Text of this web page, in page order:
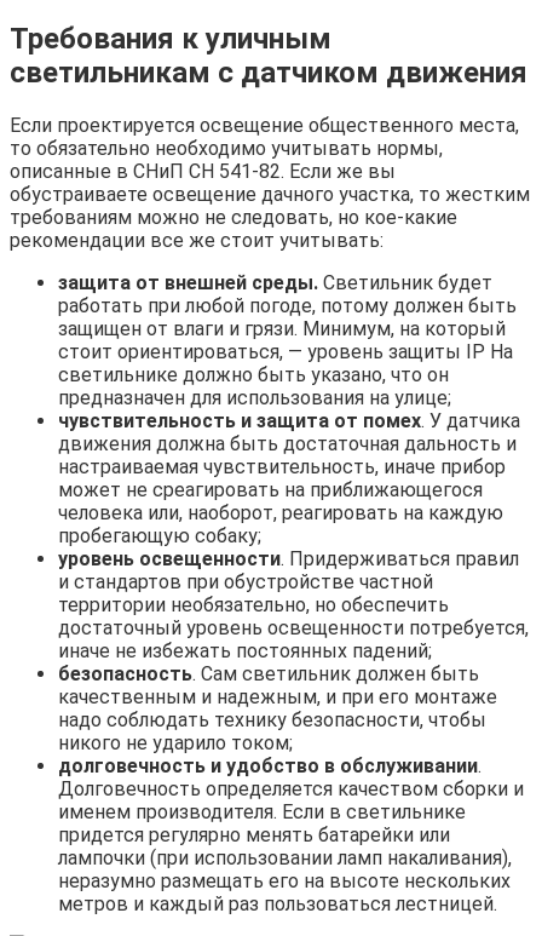
Требования к уличным
светильникам с датчиком движения
Если проектируется освещение общественного места,
то обязательно необходимо учитывать нормы,
описанные в СНиП СН 541-82. Если же вы
обустраиваете освещение дачного участка, то жестким
требованиям можно не следовать, но кое-какие
рекомендации все же стоит учитывать:
защита от внешней среды. Светильник будет
работать при любой погоде, потому должен быть
защищен от влаги и грязи. Минимум, на который
стоит ориентироваться, — уровень защиты IP На
светильнике должно быть указано, что он
предназначен для использования на улице;
чувствительность и защита от помех. У датчика
движения должна быть достаточная дальность и
настраиваемая чувствительность, иначе прибор
может не среагировать на приближающегося
человека или, наоборот, реагировать на каждую
пробегающую собаку;
уровень освещенности. Придерживаться правил
и стандартов при обустройстве частной
территории необязательно, но обеспечить
достаточный уровень освещенности потребуется,
иначе не избежать постоянных падений;
безопасность. Сам светильник должен быть
качественным и надежным, и при его монтаже
надо соблюдать технику безопасности, чтобы
никого не ударило током;
долговечность и удобство в обслуживании.
Долговечность определяется качеством сборки и
именем производителя. Если в светильнике
придется регулярно менять батарейки или
лампочки (при использовании ламп накаливания),
неразумно размещать его на высоте нескольких
метров и каждый раз пользоваться лестницей.